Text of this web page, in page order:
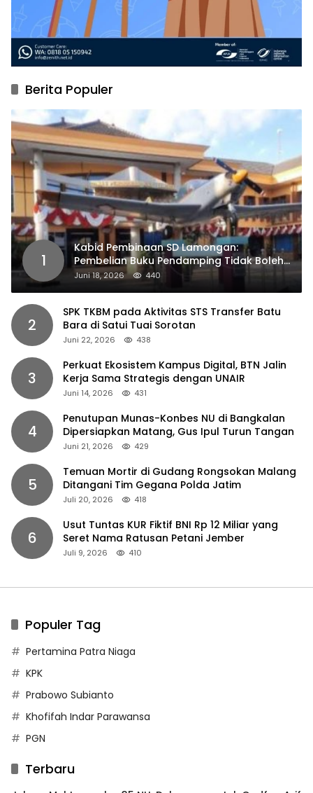
Berita Populer
1
Kabid Pembinaan SD Lamongan:
Pembelian Buku Pendamping Tidak Boleh
Dipaksakan
Juni 18, 2026 440
2
SPK TKBM pada Aktivitas STS Transfer Batu
Bara di Satui Tuai Sorotan
Juni 22, 2026 438
3
Perkuat Ekosistem Kampus Digital, BTN Jalin
Kerja Sama Strategis dengan UNAIR
Juni 14, 2026 431
4
Penutupan Munas-Konbes NU di Bangkalan
Dipersiapkan Matang, Gus Ipul Turun Tangan
Juni 21, 2026 429
5
Temuan Mortir di Gudang Rongsokan Malang
Ditangani Tim Gegana Polda Jatim
Juli 20, 2026 418
6
Usut Tuntas KUR Fiktif BNI Rp 12 Miliar yang
Seret Nama Ratusan Petani Jember
Juli 9, 2026 410
Populer Tag
Pertamina Patra Niaga
KPK
Prabowo Subianto
Khofifah Indar Parawansa
PGN
Terbaru